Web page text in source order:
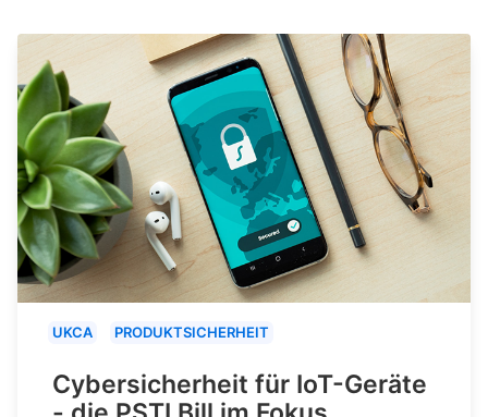
UKCA PRODUKTSICHERHEIT
Cybersicherheit für IoT-Geräte